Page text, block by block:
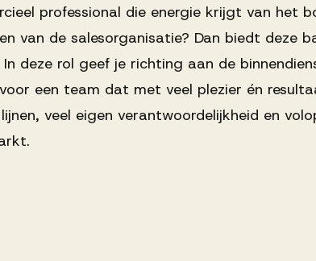
professional die energie krijgt van het
van de salesorganisatie? Dan biedt deze
In deze rol geef je richting aan de
een team dat met veel plezier én
veel eigen verantwoordelijkheid en